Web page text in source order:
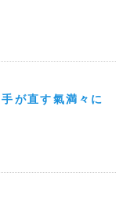
が直す氣満々に